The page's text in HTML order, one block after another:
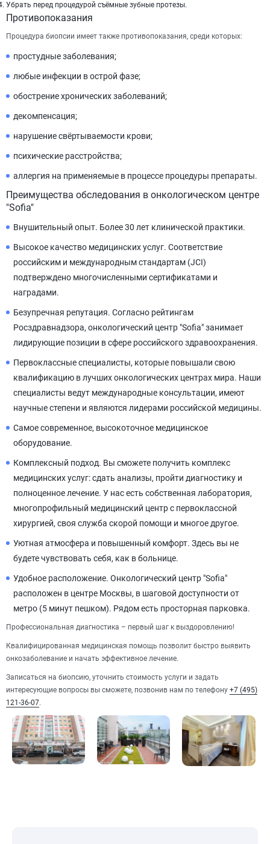
Убрать перед процедурой съёмные зубные протезы.
Противопоказания
Процедура биопсии имеет также противопоказания, среди которых:
простудные заболевания;
любые инфекции в острой фазе;
обострение хронических заболеваний;
декомпенсация;
нарушение свёртываемости крови;
психические расстройства;
аллергия на применяемые в процессе процедуры препараты.
Преимущества обследования в онкологическом центре
"Sofia"
Внушительный опыт. Более 30 лет клинической практики.
Высокое качество медицинских услуг. Соответствие
российским и международным стандартам (JCI)
подтверждено многочисленными сертификатами и
наградами.
Безупречная репутация. Согласно рейтингам
Росздравнадзора, онкологический центр "Sofia" занимает
лидирующие позиции в сфере российского здравоохранения.
Первоклассные специалисты, которые повышали свою
квалификацию в лучших онкологических центрах мира. Наши
специалисты ведут международные консультации, имеют
научные степени и являются лидерами российской медицины.
Самое современное, высокоточное медицинское
оборудование.
Комплексный подход. Вы сможете получить комплекс
медицинских услуг: сдать анализы, пройти диагностику и
полноценное лечение. У нас есть собственная лаборатория,
многопрофильный медицинский центр с первоклассной
хирургией, своя служба скорой помощи и многое другое.
Уютная атмосфера и повышенный комфорт. Здесь вы не
будете чувствовать себя, как в больнице.
Удобное расположение. Онкологический центр "Sofia"
расположен в центре Москвы, в шаговой доступности от
метро (5 минут пешком). Рядом есть просторная парковка.
Профессиональная диагностика – первый шаг к выздоровлению!
Квалифицированная медицинская помощь позволит быстро выявить
онкозаболевание и начать эффективное лечение.
Записаться на биопсию, уточнить стоимость услуги и задать
интересующие вопросы вы сможете, позвонив нам по телефону +7 (495)
121-36-07.